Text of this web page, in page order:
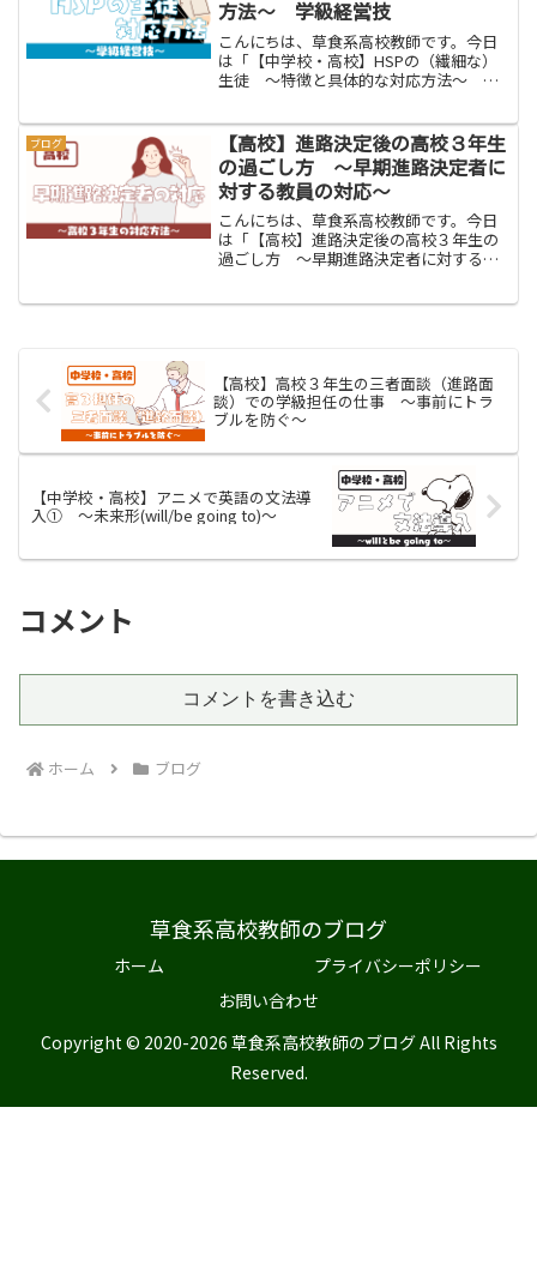
方法〜 学級経営技
こんにちは、草食系高校教師です。今日
は「【中学校・高校】HSPの（繊細な）
生徒 〜特徴と具体的な対応方法〜 学
んは知っているでしょうか。今この記事
を読んでいるあなたも...
ブログ
【高校】進路決定後の高校３年生
の過ごし方 〜早期進路決定者に
対する教員の対応〜
こんにちは、草食系高校教師です。今日
は「【高校】進路決定後の高校３年生の
過ごし方 〜早期進路決定者に対する教
【高校】高校３年生の三者面談（進路面
談）での学級担任の仕事 〜事前にトラ
ブルを防ぐ〜
【中学校・高校】アニメで英語の文法導
入① 〜未来形(will/be going to)〜
コメント
コメントを書き込む
ホーム ブログ
草食系高校教師のブログ
ホーム
プライバシーポリシー
お問い合わせ
Copyright © 2020-2026 草食系高校教師のブログ All Rights
Reserved.